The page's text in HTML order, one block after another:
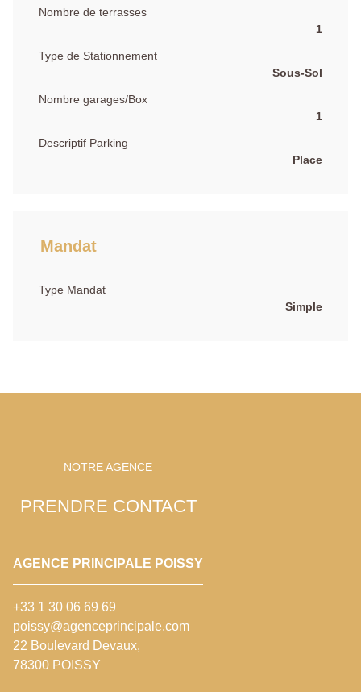
Nombre de terrasses
1
Type de Stationnement
Sous-Sol
Nombre garages/Box
1
Descriptif Parking
Place
Mandat
Type Mandat
Simple
NOTRE AGENCE
PRENDRE CONTACT
AGENCE PRINCIPALE POISSY
+33 1 30 06 69 69
poissy@agenceprincipale.com
22 Boulevard Devaux,
78300 POISSY